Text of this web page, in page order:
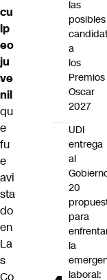
cu
lp
eo
ju
ve
nil
qu
e
fu
e
avi
sta
do
en
La
s
las
posibles
a
los
Premios
Oscar
2027
UDI
entrega
al
20
para
la
laboral: